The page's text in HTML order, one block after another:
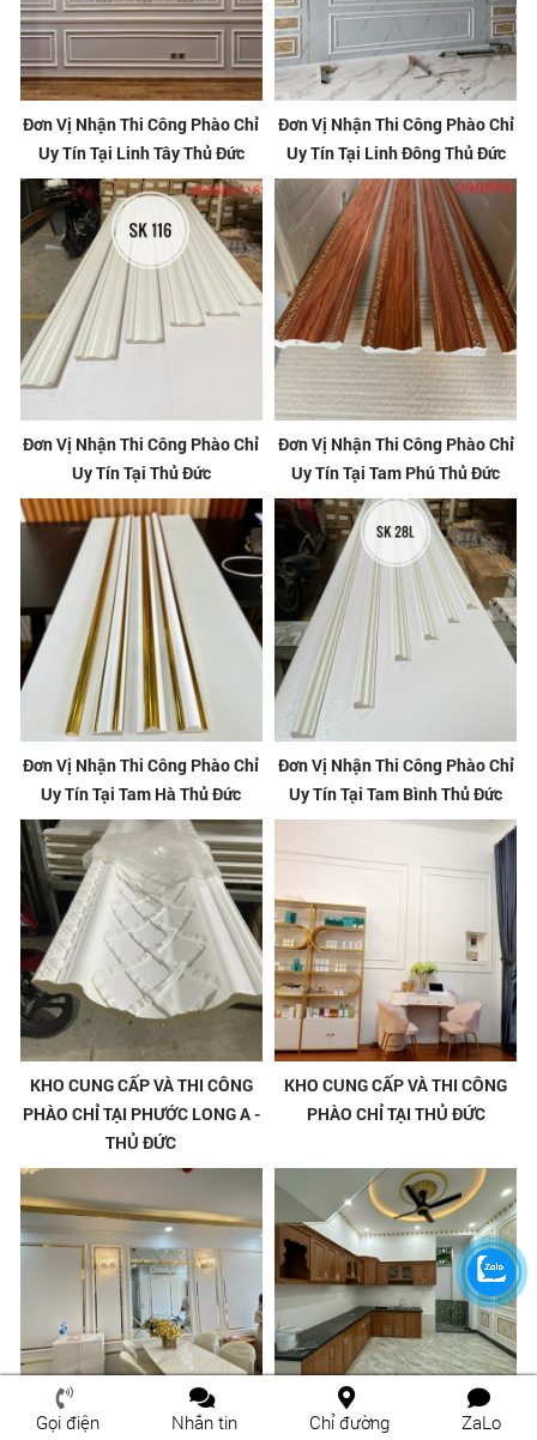
Đơn Vị Nhận Thi Công Phào Chỉ
Uy Tín Tại Linh Tây Thủ Đức
Đơn Vị Nhận Thi Công Phào Chỉ
Uy Tín Tại Linh Đông Thủ Đức
Đơn Vị Nhận Thi Công Phào Chỉ
Uy Tín Tại Thủ Đức
Đơn Vị Nhận Thi Công Phào Chỉ
Uy Tín Tại Tam Phú Thủ Đức
Đơn Vị Nhận Thi Công Phào Chỉ
Uy Tín Tại Tam Hà Thủ Đức
Đơn Vị Nhận Thi Công Phào Chỉ
Uy Tín Tại Tam Bình Thủ Đức
KHO CUNG CẤP VÀ THI CÔNG
PHÀO CHỈ TẠI PHƯỚC LONG A -
THỦ ĐỨC
KHO CUNG CẤP VÀ THI CÔNG
PHÀO CHỈ TẠI THỦ ĐỨC
KHO CUNG CẤP VÀ THI CÔNG KHO CUNG CẤP PHÀO CHỈ TẠI
Gọi điện Nhắn tin Chỉ đường ZaLo